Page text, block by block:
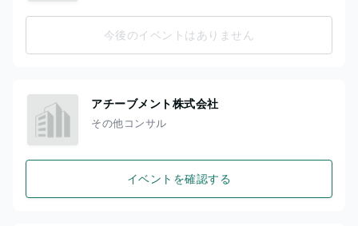
今後のイベントはありません
アチーブメント株式会社
その他コンサル
イベントを確認する